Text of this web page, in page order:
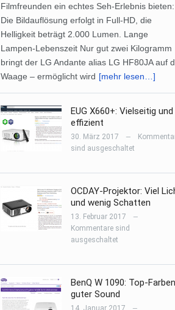
Filmfreunden ein echtes Seh-Erlebnis bieten:
Die Bildauflösung erfolgt in Full-HD, die
Helligkeit beträgt 2.000 Lumen. Lange
Lampen-Lebenszeit Nur gut zwei Kilogramm
bringt der LG Andante alias LG HF80JA auf
Waage – ermöglicht wird [mehr lesen…]
EUG X660+: Vielseitig und
effizient
30. März 2017 —
sind ausgeschaltet
OCDAY-Projektor: Viel
und wenig Schatten
13. Februar 2017 —
Kommentare sind
ausgeschaltet
BenQ W 1090: Top-
guter Sound
14. Januar 2017 —